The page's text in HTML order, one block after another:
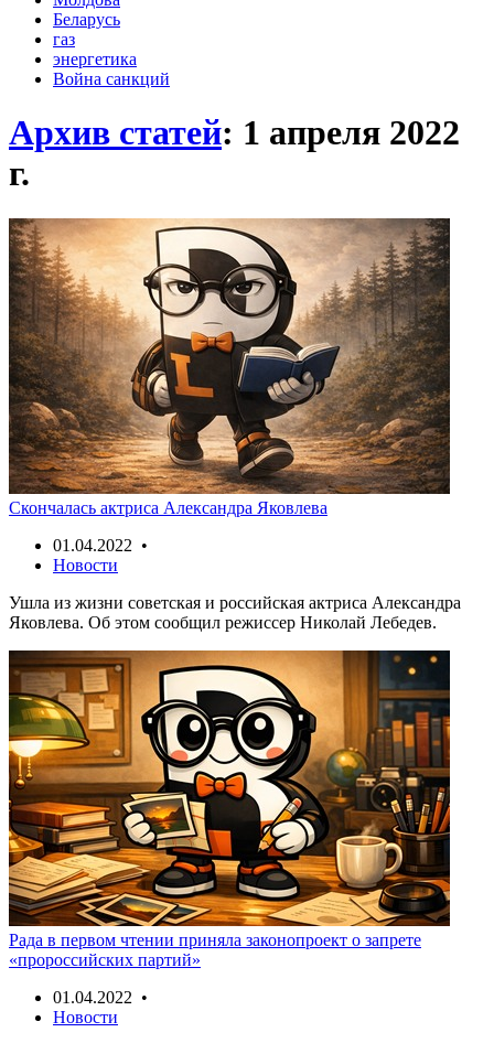
Беларусь
газ
энергетика
Война санкций
Архив статей: 1 апреля 2022
г.
Скончалась актриса Александра Яковлева
01.04.2022 •
Новости
Ушла из жизни советская и российская актриса Александра
Яковлева. Об этом сообщил режиссер Николай Лебедев.
Рада в первом чтении приняла законопроект о запрете
«пророссийских партий»
01.04.2022 •
Новости